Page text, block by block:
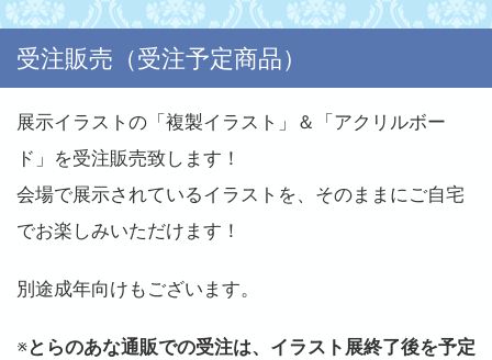
受注販売（受注予定商品）
展示イラストの「複製イラスト」＆「アクリルボー
ド」を受注販売致します！
会場で展示されているイラストを、そのままにご自宅
でお楽しみいただけます！
別途成年向けもございます。
※とらのあな通販での受注は、イラスト展終了後を予定